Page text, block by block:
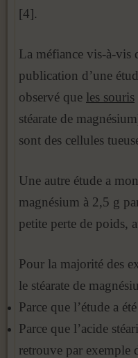
[4].
La méfiance vis-à-vis
publication d’une
observé que les souris
stéarate de
sont des cellules
Une autre étude a
magnésium à 2,5 g
petite perte de poids,
Pour la majorité des
le stéarate de
Parce que l’étude a
Parce que l’acide
retrouve par exemple